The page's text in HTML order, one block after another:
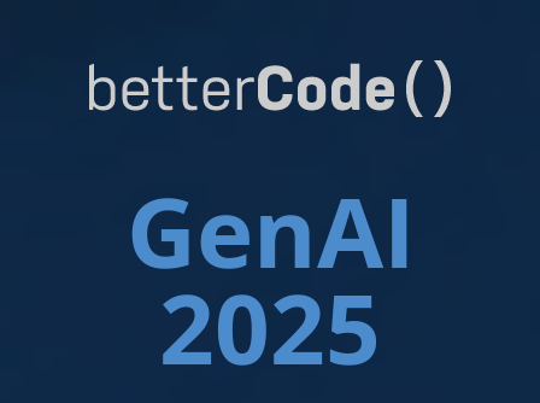
GenAI
2025